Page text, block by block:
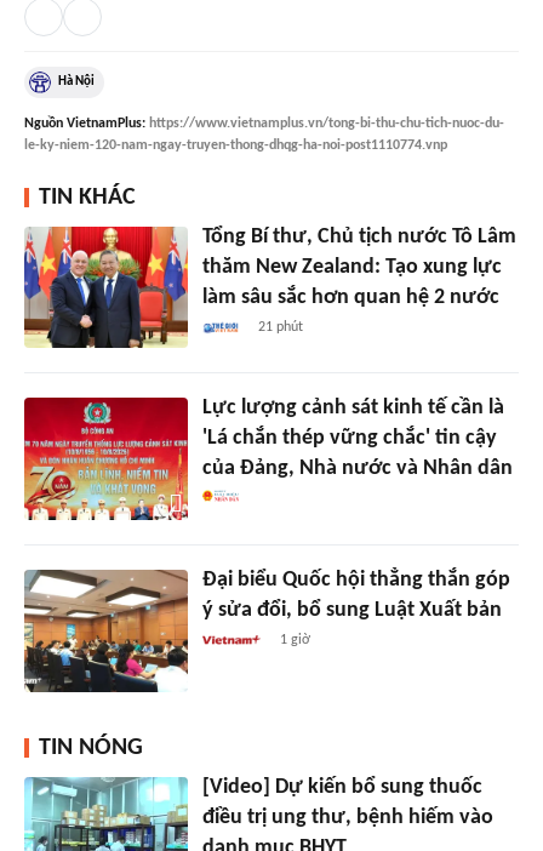
Hà Nội
Nguồn VietnamPlus: https://www.vietnamplus.vn/tong-bi-thu-chu-tich-nuoc-du-
le-ky-niem-120-nam-ngay-truyen-thong-dhqg-ha-noi-post1110774.vnp
TIN KHÁC
Tổng Bí thư, Chủ tịch nước Tô Lâm
thăm New Zealand: Tạo xung lực
làm sâu sắc hơn quan hệ 2 nước
21 phút
Lực lượng cảnh sát kinh tế cần là
'Lá chắn thép vững chắc' tin cậy
của Đảng, Nhà nước và Nhân dân
Đại biểu Quốc hội thẳng thắn góp
ý sửa đổi, bổ sung Luật Xuất bản
1 giờ
TIN NÓNG
[Video] Dự kiến bổ sung thuốc
điều trị ung thư, bệnh hiếm vào